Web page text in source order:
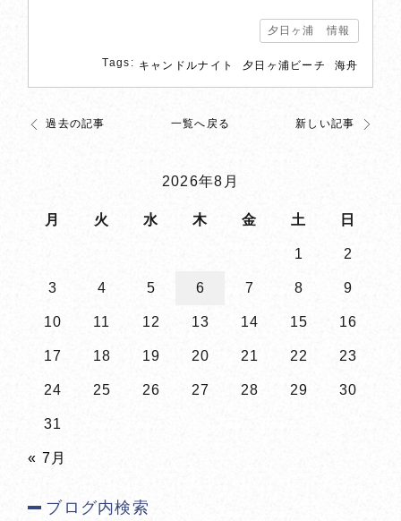
夕日ヶ浦 情報
Tags: キャンドルナイト 夕日ヶ浦ビーチ 海舟
過去の記事 一覧へ戻る 新しい記事
2026年8月
月 火 水 木 金 土 日
1 2
3 4 5 6 7 8 9
10 11 12 13 14 15 16
17 18 19 20 21 22 23
24 25 26 27 28 29 30
31
« 7月
ブログ内検索